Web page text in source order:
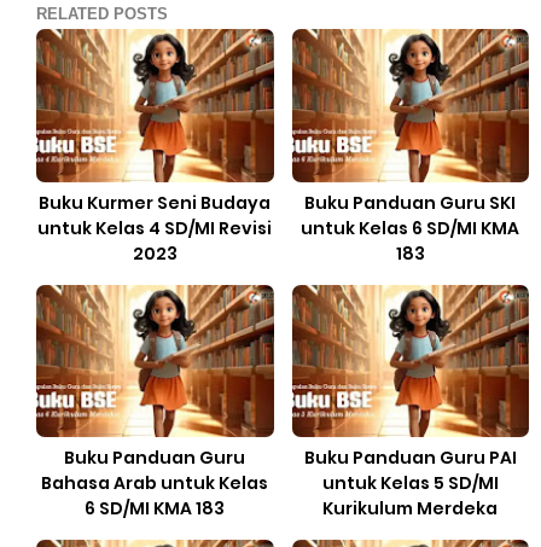
RELATED POSTS
Buku Kurmer Seni Budaya
untuk Kelas 4 SD/MI Revisi
2023
Buku Panduan Guru SKI
untuk Kelas 6 SD/MI KMA
183
Buku Panduan Guru
Bahasa Arab untuk Kelas
6 SD/MI KMA 183
Buku Panduan Guru PAI
untuk Kelas 5 SD/MI
Kurikulum Merdeka